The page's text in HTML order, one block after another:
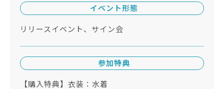
イベント形態
リリースイベント、サイン会
参加特典
【購入特典】衣装：水着